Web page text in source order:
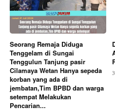
Seorang Remaja Diduga
Tenggelam di Sungai
Tenggulun Tanjung pasir
Cilamaya Wetan Hanya sepeda
korban yang ada di
jembatan,Tim BPBD dan warga
setempat Melakukan
Pencarian...